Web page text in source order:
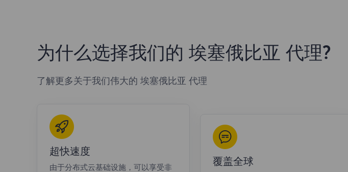
为什么选择我们的 埃塞俄比亚 代理?
了解更多关于我们伟大的 埃塞俄比亚 代理
超快速度
由于分布式云基础设施，可以享受非
覆盖全球